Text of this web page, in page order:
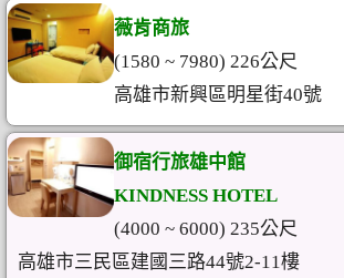
薇肯商旅
(1580 ~ 7980) 226公尺
高雄市新興區明星街40號
御宿行旅雄中館
KINDNESS HOTEL
(4000 ~ 6000) 235公尺
高雄市三民區建國三路44號2-11樓